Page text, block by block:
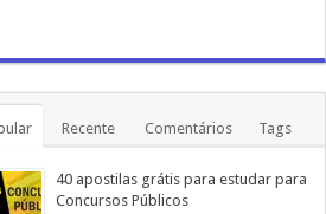
Recente Comentários Tags
40 apostilas grátis para estudar para
Concursos Públicos